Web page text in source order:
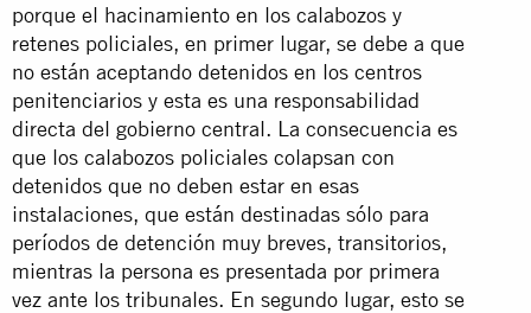
porque el hacinamiento en los calabozos y
retenes policiales, en primer lugar, se debe a que
no están aceptando detenidos en los centros
penitenciarios y esta es una responsabilidad
directa del gobierno central. La consecuencia es
que los calabozos policiales colapsan con
detenidos que no deben estar en esas
instalaciones, que están destinadas sólo para
períodos de detención muy breves, transitorios,
mientras la persona es presentada por primera
vez ante los tribunales. En segundo lugar, esto se